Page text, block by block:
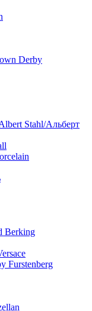
Derby
Stahl/Альбеpт
Berking
Furstenberg